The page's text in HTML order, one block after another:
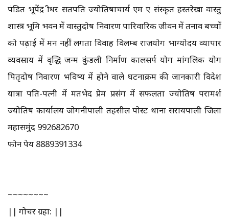
पंडित भूपेंद्र श्रीधर सतपति ज्योतिषाचार्य एम ए संस्कृत हस्तरेखा वास्तु
शास्त्र भूमि भवन में वास्तुदोष निवारण पारिवारिक जीवन में तनाव बच्चों
को पढ़ाई में मन नहीं लगता विवाह विलम्ब राजयोग भाग्योदय व्यापार
व्यवसाय में वृद्धि जन्म कुंडली निर्माण कालसर्प योग मांगलिक योग
पितृदोष निवारण भविष्य में होने वाले घटनाक्रम की जानकारी विदेश
यात्रा पति-पत्नी में मतभेद प्रेम प्रसंग में सफलता ज्योतिष परामर्श
ज्योतिष कार्यालय जोगनीपाली तहसील पोस्ट थाना सरायपाली जिला
महासमुंद 992682670
फोन पेय 8889391334
~~~~~~~~
|| गोचर ग्रहा: ||